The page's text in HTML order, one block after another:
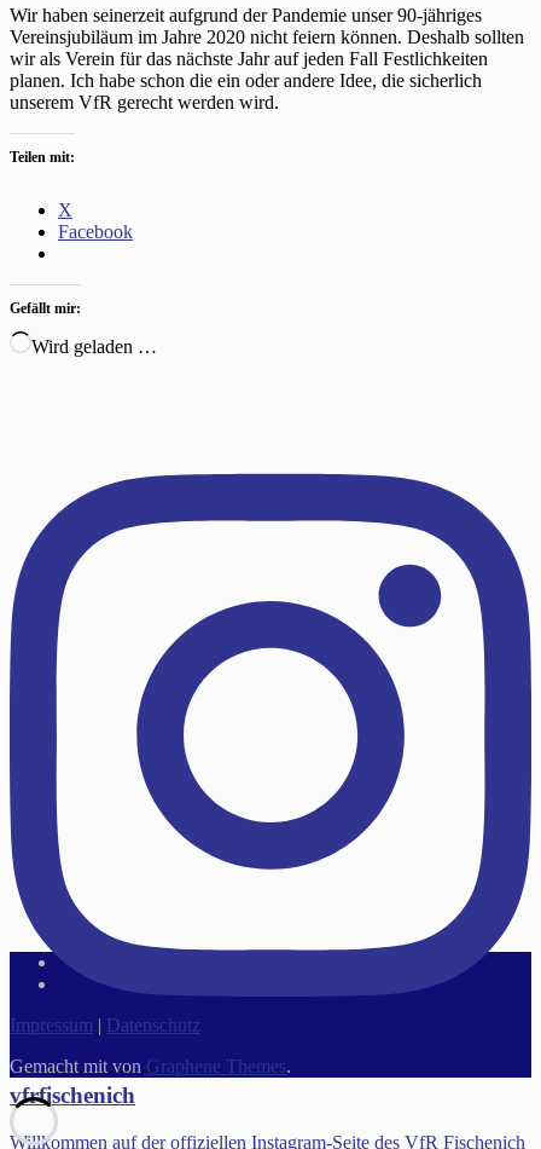
Wir haben seinerzeit aufgrund der Pandemie unser 90-jähriges
Vereinsjubiläum im Jahre 2020 nicht feiern können. Deshalb sollten
wir als Verein für das nächste Jahr auf jeden Fall Festlichkeiten
planen. Ich habe schon die ein oder andere Idee, die sicherlich
unserem VfR gerecht werden wird.
Teilen mit:
X
Facebook
Gefällt mir:
Wird geladen …
vfrfischenich
Willkommen auf der offiziellen Instagram-Seite des VfR Fischenich
Impressum | Datenschutz
Gemacht mit von Graphene Themes.